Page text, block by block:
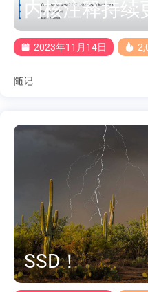
内核注释持续
2023年11月14日
随记
SSD！